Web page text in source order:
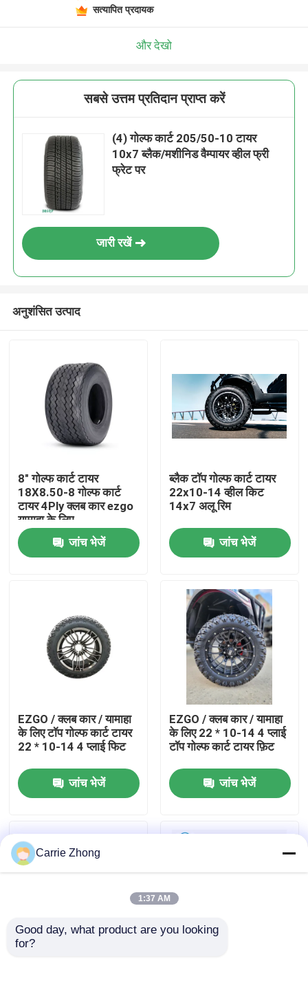
उत्पादों
हमारे बारे में
कारखाना भ्रमण
गुणवत्ता नियंत्रण
समाचार
गोल्फ कार्ट व्हील कवर
सत्यापित प्रदायक
और देखो
सबसे उत्तम प्रतिदान प्राप्त करें
(4) गोल्फ कार्ट 205/50-10 टायर
10x7 ब्लैक/मशीनिड वैम्पायर व्हील फ्री
फ्रेट पर
जारी रखें
अनुशंसित उत्पाद
8" गोल्फ कार्ट टायर
18X8.50-8 गोल्फ कार्ट
टायर 4Ply क्लब कार ezgo
यामाहा के लिए
जांच भेजें
ब्लैक टॉप गोल्फ कार्ट टायर
22x10-14 व्हील किट
14x7 अलू रिम
जांच भेजें
EZGO / क्लब कार / यामाहा
के लिए टॉप गोल्फ कार्ट टायर
22 * ​​10-14 4 प्लाई फिट
जांच भेजें
EZGO / क्लब कार / यामाहा
के लिए 22 * ​​10-14 4 प्लाई
टॉप गोल्फ कार्ट टायर फ़िट
जांच भेजें
Carrie Zhong
1:37 AM
Good day, what product are you looking
for?